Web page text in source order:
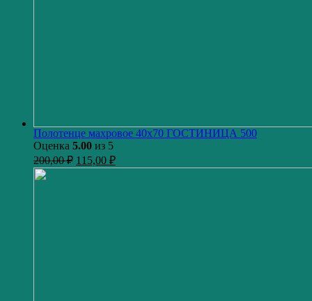
Полотенце махровое 40х70 ГОСТИНИЦА 500
Оценка 5.00 из 5
200,00₽ 115,00 ₽